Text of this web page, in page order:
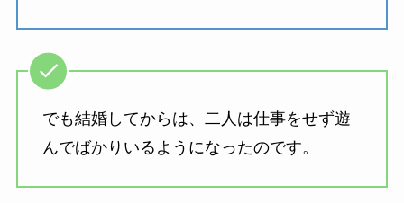
でも結婚してからは、二人は仕事をせず遊
んでばかりいるようになったのです。